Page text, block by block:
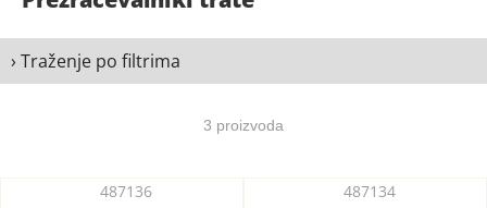
› Traženje po filtrima
3 proizvoda
487136 487134